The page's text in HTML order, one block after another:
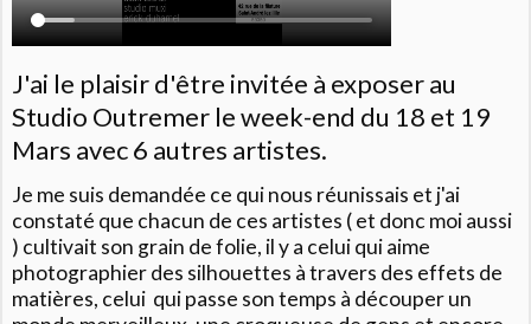
J'ai le plaisir d'être invitée à exposer au
Studio Outremer le week-end du 18 et 19
Mars avec 6 autres artistes.
Je me suis demandée ce qui nous réunissais et j'ai
constaté que chacun de ces artistes ( et donc moi aussi
) cultivait son grain de folie, il y a celui qui aime
photographier des silhouettes à travers des effets de
matières, celui qui passe son temps à découper un